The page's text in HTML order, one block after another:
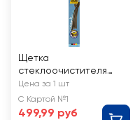
Щетка
стеклоочистителя
ALCA Super Flat,
бескаркасная,
20/50см Арт. 050000
Цена за 1 шт
С Картой №1
499,99 руб